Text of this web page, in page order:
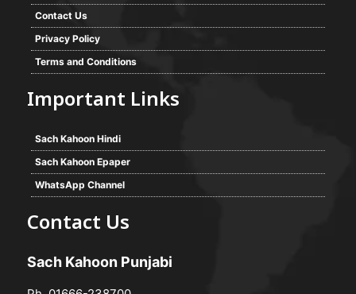
Contact Us
Privacy Policy
Terms and Conditions
Important Links
Sach Kahoon Hindi
Sach Kahoon Epaper
WhatsApp Channel
Contact Us
Sach Kahoon Punjabi